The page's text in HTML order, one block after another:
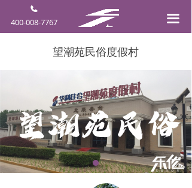
400-008-7767 끀
望潮苑民俗度假村